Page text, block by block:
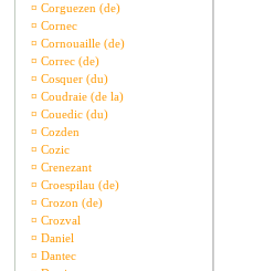
¤ Corguezen (de)
¤ Cornec
¤ Cornouaille (de)
¤ Correc (de)
¤ Cosquer (du)
¤ Coudraie (de la)
¤ Couedic (du)
¤ Cozden
¤ Cozic
¤ Crenezant
¤ Croespilau (de)
¤ Crozon (de)
¤ Crozval
¤ Daniel
¤ Dantec